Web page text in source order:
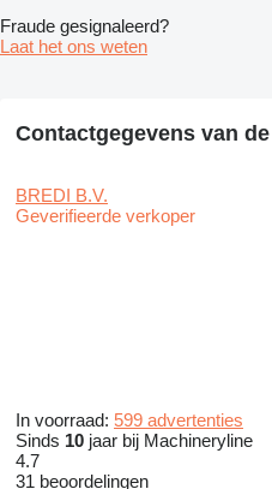
Fraude gesignaleerd?
Laat het ons weten
Contactgegevens van
BREDI B.V.
Geverifieerde verkoper
In voorraad: 599 advertenties
Sinds 10 jaar bij Machineryline
4.7
31 beoordelingen